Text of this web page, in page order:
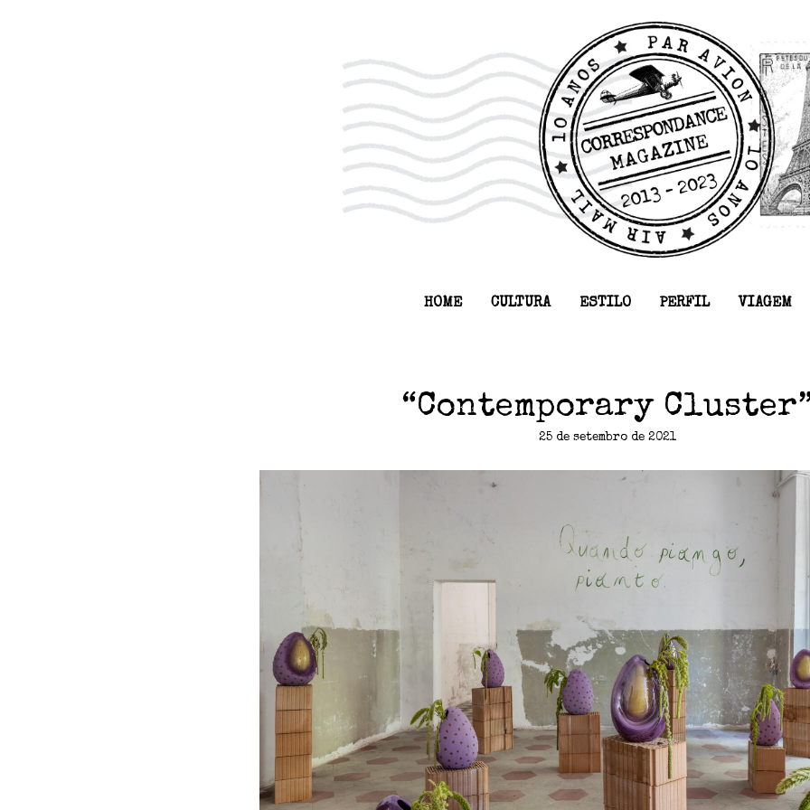
HOME CULTURA ESTILO PERFIL VIAGEM
“Contemporary
25 de setembro de 2021